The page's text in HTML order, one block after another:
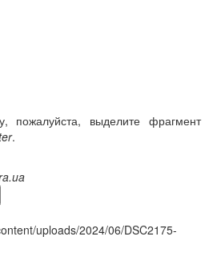
выделите фрагмент
.
uploads/2024/06/DSC2175-